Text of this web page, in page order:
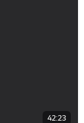
42:23